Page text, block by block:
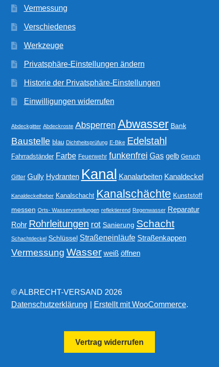
Vermessung
Verschiedenes
Werkzeuge
Privatsphäre-Einstellungen ändern
Historie der Privatsphäre-Einstellungen
Einwilligungen widerrufen
Abdeckgitter Abdeckroste Absperren Abwasser Bank
Baustelle blau Dichtheitsprüfung E-Bike Edelstahl
Fahrradständer Farbe Feuerwehr funkenfrei Gas gelb Geruch
Gitter Gully Hydranten Kanal Kanalarbeiten Kanaldeckel
Kanaldeckelheber Kanalschacht Kanalschächte Kunststoff
messen Orts- Wasserverteilungen reflektierend Regenwasser Reparatur
Rohr Rohrleitungen rot Sanierung Schacht
Schachtdeckel Schlüssel Straßeneinläufe Straßenkappen
Vermessung Wasser weiß öffnen
© ALBRECHT-VERSAND 2026
Datenschutzerklärung
Erstellt mit WooCommerce.
Vertrag widerrufen